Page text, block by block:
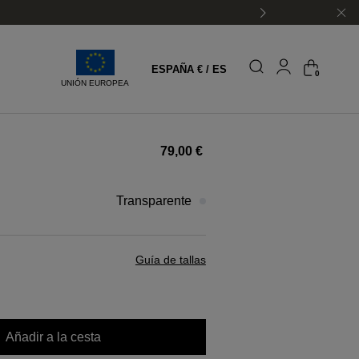
UNIÓN EUROPEA
ESPAÑA € / ES 0
79,00 €
transparente
Guía de tallas
Añadir a la cesta